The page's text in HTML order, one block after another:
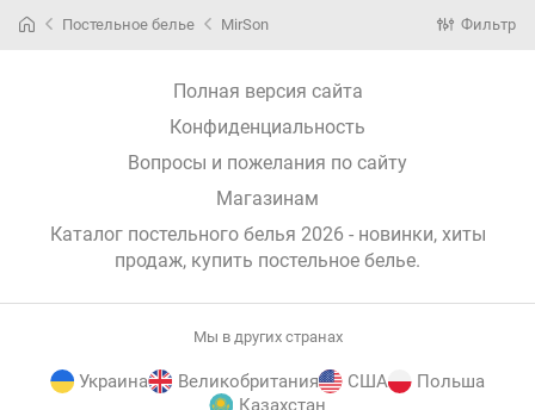
Постельное белье MirSon Фильтр
Полная версия сайта
Конфиденциальность
Вопросы и пожелания по сайту
Магазинам
Каталог постельного белья 2026 - новинки, хиты
продаж, купить постельное белье.
Мы в других странах
Украина Великобритания США
Польша
Казахстан